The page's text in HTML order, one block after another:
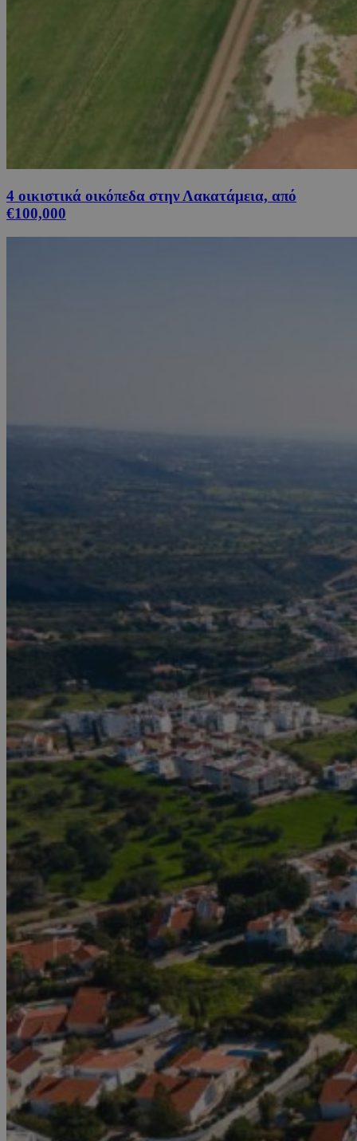
4 οικιστικά οικόπεδα στην Λακατάμεια, από
€100,000